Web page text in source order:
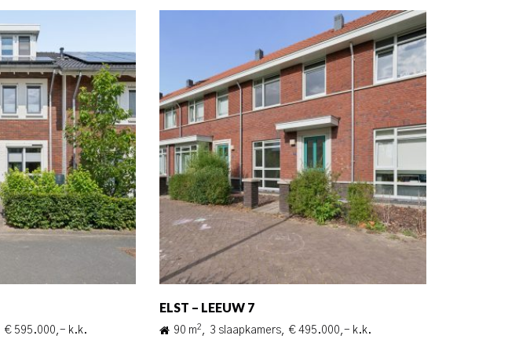
€ 595.000,- k.k.
ELST – LEEUW 7
90 m2 , 3 slaapkamers, € 495.000,- k.k.